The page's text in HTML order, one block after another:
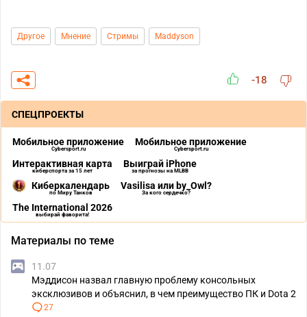
Другое Мнение Стримы Maddyson
-18
СПЕЦПРОЕКТЫ
Мобильное приложение
Cybersport.ru
Мобильное приложение
Cybersport.ru
Интерактивная карта
киберспорта за 15 лет
Выиграй iPhone
за прогнозы на MLBB
Киберкалендарь
по Миру Танков
Vasilisa или by_Owl?
За кого сердечко?
The International 2026
выбирай фаворита!
Материалы по теме
11.07
Мэддисон назвал главную проблему консольных
эксклюзивов и объяснил, в чем преимущество ПК и Dota 2
27